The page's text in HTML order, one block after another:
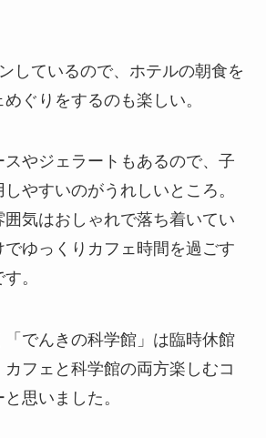
しているので、ホテルの朝食を
ぐりをするのも楽しい。
やジェラートもあるので、子
やすいのがうれしいところ。
気はおしゃれで落ち着いてい
でゆっくりカフェ時間を過ごす
。
でんきの科学館」は臨時休館
フェと科学館の両方楽しむコ
思いました。